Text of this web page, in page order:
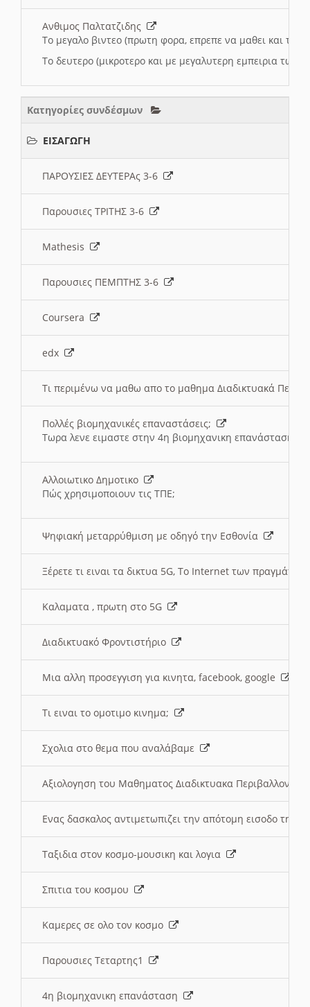
Ανθιμος Παλτατζιδης
Το μεγαλο βιντεο (πρωτη φορα, επρεπε να μαθει και το
Το δευτερο (μικροτερο και με μεγαλυτερη εμπειρια
Κατηγορίες συνδέσμων
ΕΙΣΑΓΩΓΗ
ΠΑΡΟΥΣΙΕΣ ΔΕΥΤΕΡΑς 3-6
Παρουσιες ΤΡΙΤΗΣ 3-6
Mathesis
Παρουσιες ΠΕΜΠΤΗΣ 3-6
Coursera
edx
Τι περιμένω να μαθω απο το μαθημα Διαδικτυακά
Πολλές βιομηχανικές επαναστάσεις;
Τωρα λενε ειμαστε στην 4η βιομηχανικη επανάσταση
Αλλοιωτικο Δημοτικο
Πώς χρησιμοποιουν τις ΤΠΕ;
Ψηφιακή μεταρρύθμιση με οδηγό την Εσθονία
Ξέρετε τι ειναι τα δικτυα 5G, Το Internet των
Καλαματα , πρωτη στο 5G
Διαδικτυακό Φροντιστήριο
Μια αλλη προσεγγιση για κινητα, facebook, google
Τι ειναι το ομοτιμο κινημα;
Σχολια στο θεμα που αναλάβαμε
Αξιολογηση του Μαθηματος Διαδικτυακα
Ενας δασκαλος αντιμετωπιζει την απότομη εισοδο της
Ταξιδια στον κοσμο-μουσικη και λογια
Σπιτια του κοσμου
Καμερες σε ολο τον κοσμο
Παρουσιες Τεταρτης1
4η βιομηχανικη επανάσταση